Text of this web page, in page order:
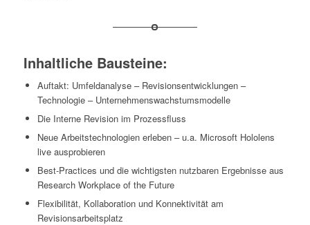
Inhaltliche Bausteine:
Auftakt: Umfeldanalyse – Revisionsentwicklungen –
Technologie – Unternehmenswachstumsmodelle
Die Interne Revision im Prozessfluss
Neue Arbeitstechnologien erleben – u.a. Microsoft Hololens
live ausprobieren
Best-Practices und die wichtigsten nutzbaren Ergebnisse aus
Research Workplace of the Future
Flexibilität, Kollaboration und Konnektivität am
Revisionsarbeitsplatz